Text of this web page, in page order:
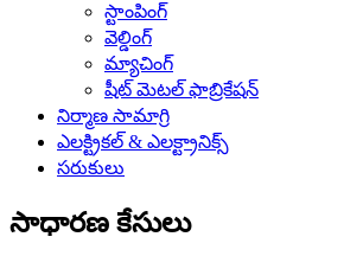
స్టాంపింగ్
వెల్డింగ్
మ్యాచింగ్
షీట్ మెటల్ ఫాబ్రికేషన్
నిర్మాణ సామాగ్రి
ఎలక్ట్రికల్ & ఎలక్ట్రానిక్స్
సరుకులు
సాధారణ కేసులు